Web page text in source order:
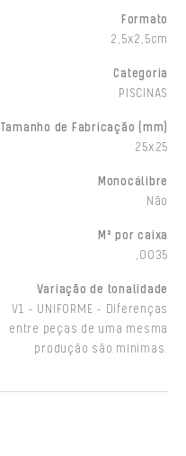
Formato
2,5x2,5cm
Categoria
PISCINAS
Tamanho de Fabricação (mm)
25x25
Monocálibre
Não
M² por caixa
,0035
Variação de tonalidade
V1 - UNIFORME - Diferenças
entre peças de uma mesma
produção são mínimas.